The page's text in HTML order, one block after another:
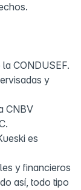
CONDUSEF.
y
CNBV
es
y financieros
así, todo tipo